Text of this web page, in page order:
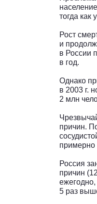
тогда
Рост
и
в России
в год.
Однако
в 2003 г.
2 млн
причин.
примерно
Россия
причин
5 раз